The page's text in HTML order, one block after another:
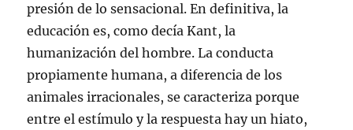
presión de lo sensacional. En definitiva, la
educación es, como decía Kant, la
humanización del hombre. La conducta
propiamente humana, a diferencia de los
animales irracionales, se caracteriza porque
entre el estímulo y la respuesta hay un hiato,